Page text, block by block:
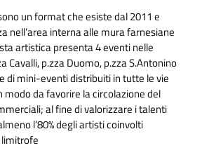
un format che esiste dal 2011 e
nell’area interna alle mura farnesiane
artistica presenta 4 eventi nelle
Cavalli, p.zza Duomo, p.zza S.Antonino
di mini-eventi distribuiti in tutte le vie
modo da favorire la circolazione del
al fine di valorizzare i talenti
l’80% degli artisti coinvolti